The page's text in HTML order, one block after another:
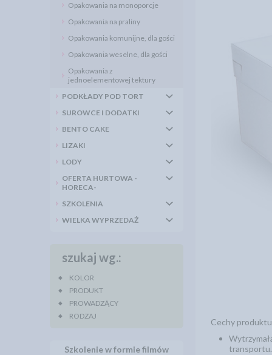
Opakowania na monoporcje
Opakowania na praliny
Opakowania komunijne, dla gości
Opakowania weselne, dla gości
Opakowania z
jednoelementowej tektury
PODKŁADY POD TORT
SUROWCE I DODATKI
BENTO CAKE
LIZAKI
LODY
OFERTA HURTOWA -
HORECA-
SZKOLENIA
WIELKA WYPRZEDAŻ
szukaj wg.:
KOLOR
PRODUKT
PROWADZĄCY
RODZAJ
Szkolenie w formie filmów
Cechy
transportu.